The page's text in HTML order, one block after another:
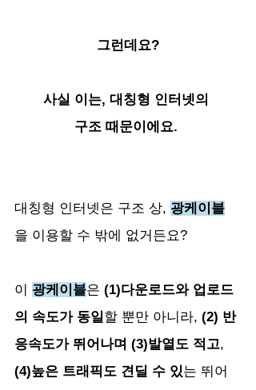
그런데요?
사실 이는, 대칭형 인터넷의
구조 때문이에요.
대칭형 인터넷은 구조 상, 광케이블
을 이용할 수 밖에 없거든요?
이 광케이블은 (1)다운로드와 업로드
의 속도가 동일할 뿐만 아니라, (2) 반
응속도가 뛰어나며 (3)발열도 적고,
(4)높은 트래픽도 견딜 수 있는 뛰어